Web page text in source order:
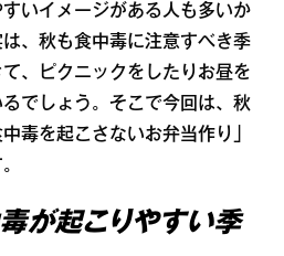
いイメージがある人も多いか
、秋も食中毒に注意すべき季
、ピクニックをしたりお昼を
でしょう。そこで今回は、秋
毒を起こさないお弁当作り」
が起こりやすい季